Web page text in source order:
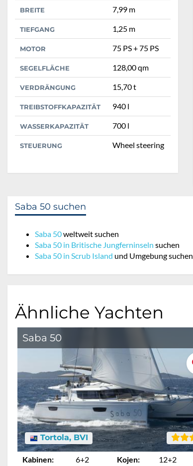
BREITE 7,99 m
TIEFGANG 1,25 m
MOTOR 75 PS + 75 PS
SEGELFLÄCHE 128,00 qm
VERDRÄNGUNG 15,70 t
TREIBSTOFFKAPAZITÄT 940 l
WASSERKAPAZITÄT 700 l
STEUERUNG Wheel steering
Saba 50 suchen
Saba 50weltweit suchen
Saba 50 in Britische Jungferninseln suchen
Saba 50 in Scrub Island und Umgebung suchen
Ähnliche Yachten
Saba 50
Tortola, BVI
Kabinen: 6+2 Kojen:
12+2